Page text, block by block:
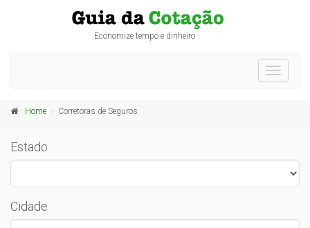
Economize tempo e dinheiro
Toggle
Home Corretoras de Seguros
Estado
Cidade